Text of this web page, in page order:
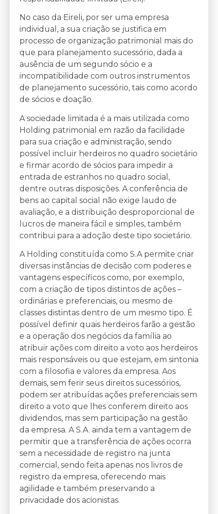
No caso da Eireli, por ser uma empresa
individual, a sua criação se justifica em
processo de organização patrimonial mais do
que para planejamento sucessório, dada a
ausência de um segundo sócio e a
incompatibilidade com outros instrumentos
de planejamento sucessório, tais como acordo
de sócios e doação.
A sociedade limitada é a mais utilizada como
Holding patrimonial em razão da facilidade
para sua criação e administração, sendo
possível incluir herdeiros no quadro societário
e firmar acordo de sócios para impedir a
entrada de estranhos no quadro social,
dentre outras disposições. A conferência de
bens ao capital social não exige laudo de
avaliação, e a distribuição desproporcional de
lucros de maneira fácil e simples, também
contribui para a adoção deste tipo societário.
A Holding constituída como S.A permite criar
diversas instâncias de decisão com poderes e
vantagens específicos como, por exemplo,
com a criação de tipos distintos de ações –
ordinárias e preferenciais, ou mesmo de
classes distintas dentro de um mesmo tipo. É
possível definir quais herdeiros farão a gestão
e a operação dos negócios da família ao
atribuir ações com direito a voto aos herdeiros
mais responsáveis ou que estejam, em sintonia
com a filosofia e valores da empresa. Aos
demais, sem ferir seus direitos sucessórios,
podem ser atribuídas ações preferenciais sem
direito a voto que lhes conferem direito aos
dividendos, mas sem participação na gestão
da empresa. A S.A. ainda tem a vantagem de
permitir que a transferência de ações ocorra
sem a necessidade de registro na junta
comercial, sendo feita apenas nos livros de
registro da empresa, oferecendo mais
agilidade e também preservando a
privacidade dos acionistas.